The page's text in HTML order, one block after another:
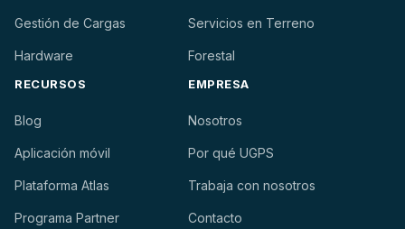
Gestión de Cargas
Hardware
Servicios en Terreno
Forestal
RECURSOS
Blog
Aplicación móvil
Plataforma Atlas
Programa Partner
EMPRESA
Nosotros
Por qué UGPS
Trabaja con nosotros
Contacto